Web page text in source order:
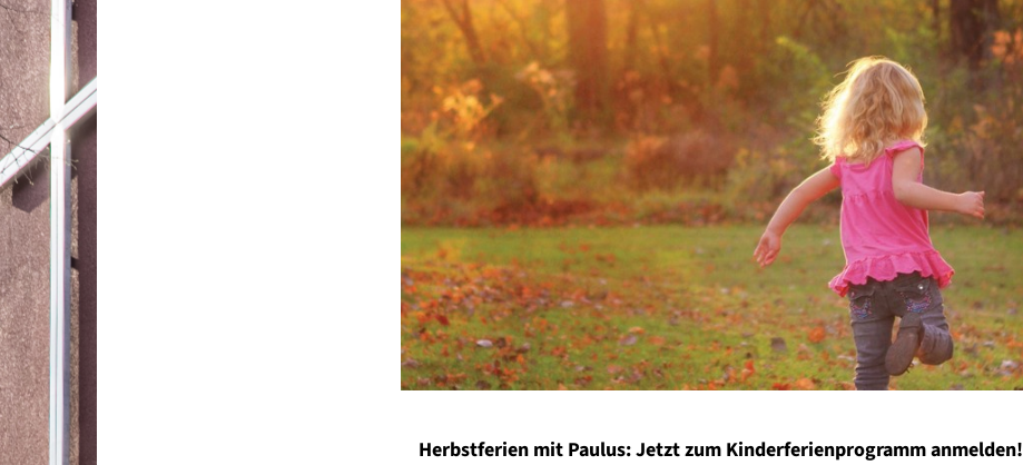
Herbstferien mit Paulus: Jetzt zum Kinderferienprogramm anmelden!